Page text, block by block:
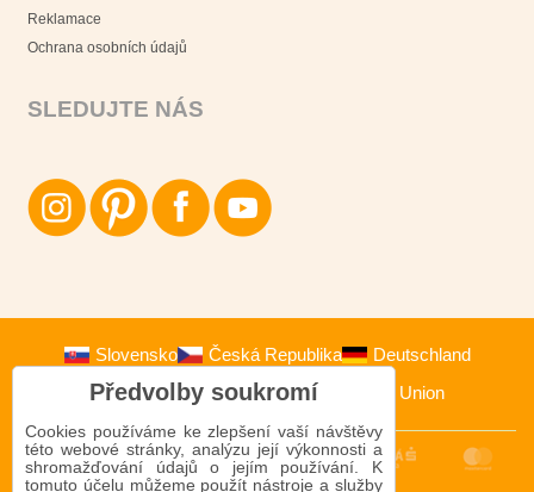
Reklamace
Ochrana osobních údajů
SLEDUJTE NÁS
Slovensko Česká Republika
Deutschland
Österreich
Polska European Union
Předvolby soukromí
Cookies používáme ke zlepšení vaší návštěvy
této webové stránky, analýzu její výkonnosti a
shromažďování údajů o jejím používání. K
tomuto účelu můžeme použít nástroje a služby